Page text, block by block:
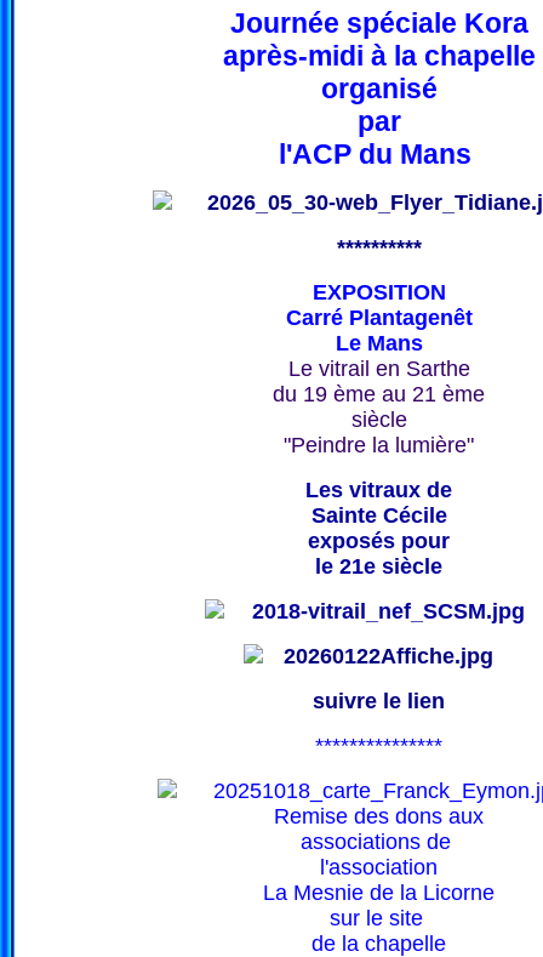
Journée spéciale Kora
après-midi à la chapelle
organisé
par
l'ACP du Mans
**********
EXPOSITION
Carré Plantagenêt
Le Mans
Le vitrail en Sarthe
du 19 ème au 21 ème
siècle
"Peindre la lumière"
Les vitraux de
Sainte Cécile
exposés pour
le 21e siècle
suivre le lien
***************
Remise des dons aux
associations de
l'association
La Mesnie de la Licorne
sur le site
de la chapelle